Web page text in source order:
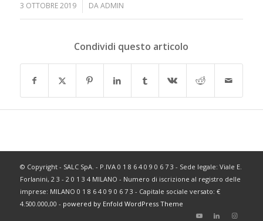
3 OTTOBRE 2019 DAADMIN
Condividi questo articolo
© Copyright - SALC SpA. - P.IVA 0 1 8 6 4 0 9 0 6 7 3 - Sede legale: Viale E.
Forlanini, 2 3 - 2 0 1 3 4 MILANO - Numero di iscrizione al registro delle
imprese: MILANO 0 1 8 6 4 0 9 0 6 7 3 - Capitale sociale versato: €
4.500.000,00 - powered by Enfold WordPress Theme